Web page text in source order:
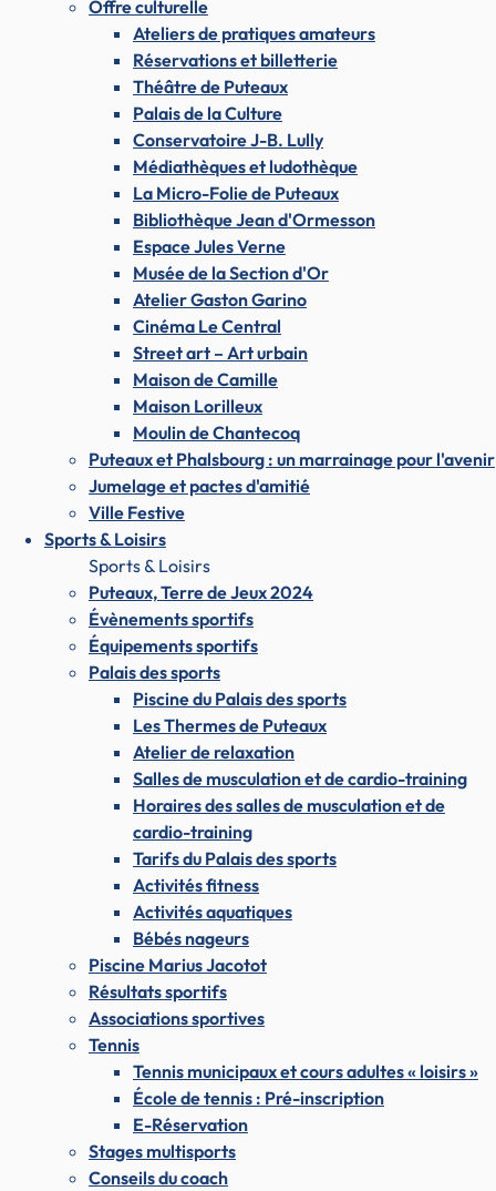
Offre culturelle
Ateliers de pratiques amateurs
Réservations et billetterie
Théâtre de Puteaux
Palais de la Culture
Conservatoire J-B. Lully
Médiathèques et ludothèque
La Micro-Folie de Puteaux
Bibliothèque Jean d'Ormesson
Espace Jules Verne
Musée de la Section d'Or
Atelier Gaston Garino
Cinéma Le Central
Street art – Art urbain
Maison de Camille
Maison Lorilleux
Moulin de Chantecoq
Puteaux et Phalsbourg : un marrainage pour l'avenir
Jumelage et pactes d'amitié
Ville Festive
Sports & Loisirs
Sports & Loisirs
Puteaux, Terre de Jeux 2024
Évènements sportifs
Équipements sportifs
Palais des sports
Piscine du Palais des sports
Les Thermes de Puteaux
Atelier de relaxation
Salles de musculation et de cardio-training
Horaires des salles de musculation et de
cardio-training
Tarifs du Palais des sports
Activités fitness
Activités aquatiques
Bébés nageurs
Piscine Marius Jacotot
Résultats sportifs
Associations sportives
Tennis
Tennis municipaux et cours adultes « loisirs »
École de tennis : Pré-inscription
E-Réservation
Stages multisports
Conseils du coach